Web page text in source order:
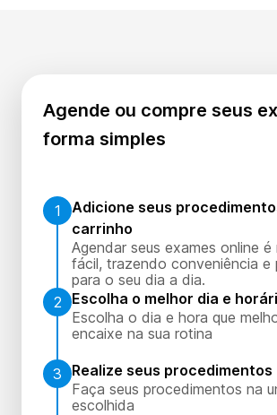
Agende ou compre seus
forma simples
1
Adicione seus
carrinho
Agendar seus exames online é
fácil, trazendo conveniência e
para o seu dia a dia.
2
Escolha o melhor dia e
Escolha o dia e hora que
encaixe na sua rotina
3
Realize seus procedimentos
Faça seus procedimentos na
escolhida